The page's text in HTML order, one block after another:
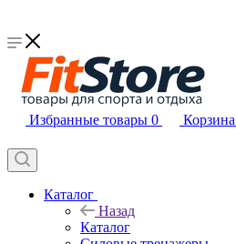
Избранные товары 0 Корзина
Каталог
Назад
Каталог